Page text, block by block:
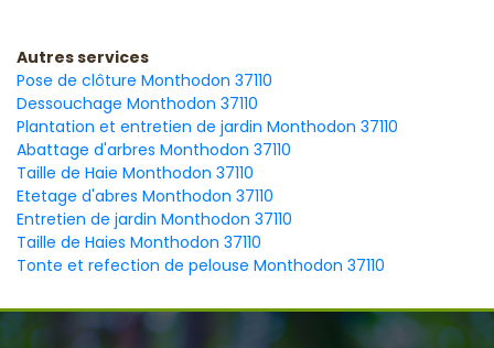
Autres services
Pose de clôture Monthodon 37110
Dessouchage Monthodon 37110
Plantation et entretien de jardin Monthodon 37110
Abattage d'arbres Monthodon 37110
Taille de Haie Monthodon 37110
Etetage d'abres Monthodon 37110
Entretien de jardin Monthodon 37110
Taille de Haies Monthodon 37110
Tonte et refection de pelouse Monthodon 37110